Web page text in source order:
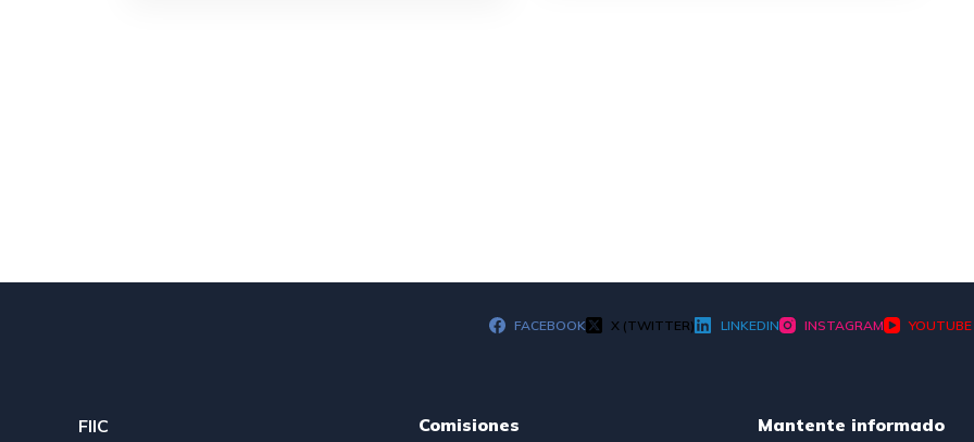
FACEBOOK X (TWITTER) LINKEDIN INSTAGRAM YOUTUBE
FIIC
Comisiones
Mantente informado